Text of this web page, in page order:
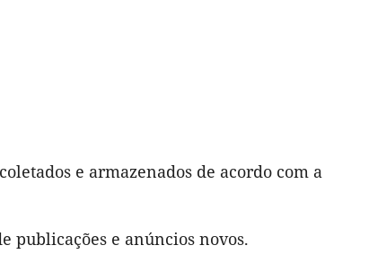
e armazenados de acordo com a
publicações e anúncios novos.